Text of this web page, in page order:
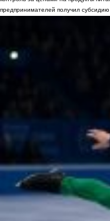
предпринимателей получил